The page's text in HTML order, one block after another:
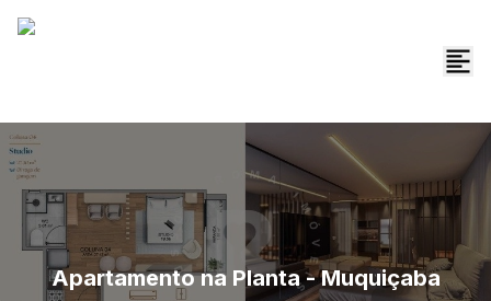
Apartamento na Planta - Muquiçaba